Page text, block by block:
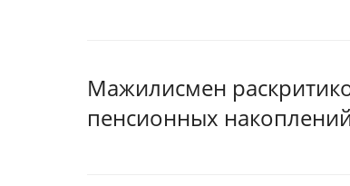
Мажилисмен
пенсионных